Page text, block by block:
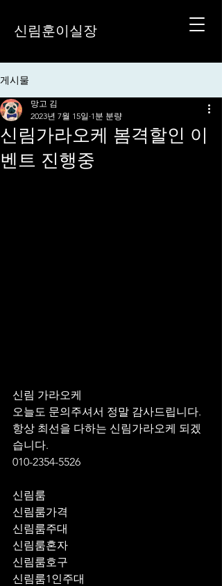
신림훈이실장
게시물
신림가라오케 봄격할인 이
벤트 진행중
망고 김
2023년 7월 15일 1분 분량
신림 가라오케
오늘도 문의주셔서 정말 감사드립니다.
항상 최선을 다하는 신림가라오케 되겠
습니다.
010-2354-5526
신림룸
신림룸가격
신림룸주대
신림룸혼자
신림룸호구
신림룸1인주대